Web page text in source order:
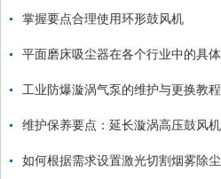
掌握要点合理使用环形鼓风机
工业防爆漩涡气泵的维护与更换教程